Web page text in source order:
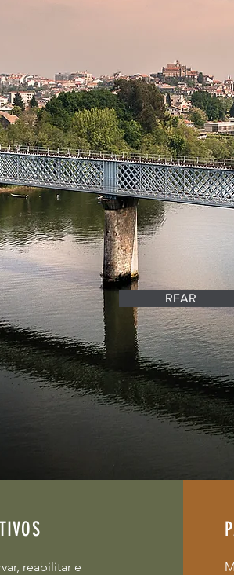
RFAR
reabilitar e